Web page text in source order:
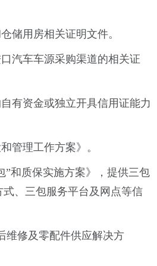
储用房相关证明文件。
汽车车源采购渠道的相关证
有资金或独立开具信用证能力
管理工作方案》。
”和质保实施方案》，提供三包
、三包服务平台及网点等信
维修及零配件供应解决方